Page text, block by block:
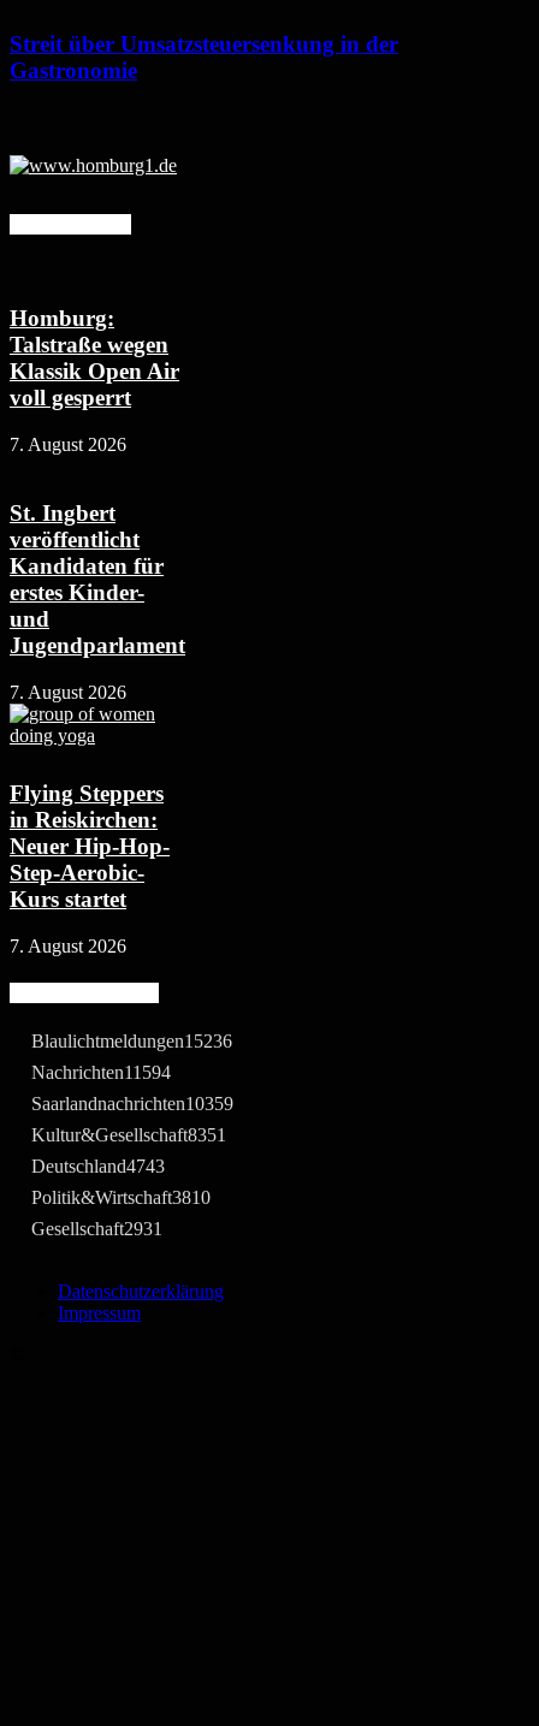
Streit über Umsatzsteuersenkung in der
Gastronomie
Homburg:
Talstraße wegen
Klassik Open Air
voll gesperrt
7. August 2026
St. Ingbert
veröffentlicht
Kandidaten für
erstes Kinder-
und
Jugendparlament
7. August 2026
Flying Steppers
in Reiskirchen:
Neuer Hip-Hop-
Step-Aerobic-
Kurs startet
7. August 2026
Blaulichtmeldungen15236
Nachrichten11594
Saarlandnachrichten10359
Kultur&Gesellschaft8351
Deutschland4743
Politik&Wirtschaft3810
Gesellschaft2931
Datenschutzerklärung
Impressum